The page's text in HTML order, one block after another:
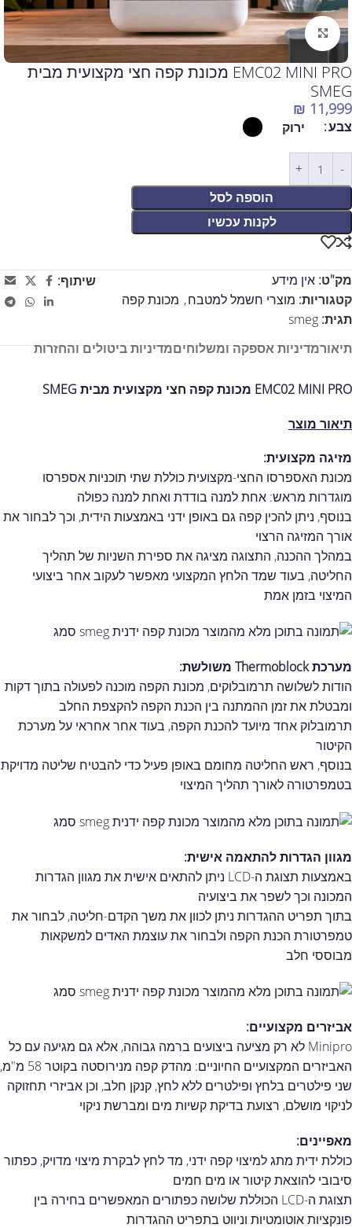
EMC02 MINI PRO מכונת קפה חצי מקצועית מבית
SMEG
₪ 11,999
צבע ירוק
הוספה לסל
לקנות עכשיו
מק"ט: אין מידע
קטגוריות: מוצרי חשמל למטבח, מכונת קפה
תגית: smeg
שיתוף:
תיאורמדיניות אספקה ומשלוחיםמדיניות ביטולים והחזרות
EMC02 MINI PRO מכונת קפה חצי מקצועית מבית SMEG
תיאור מוצר
מזיגה מקצועית:
מכונת האספרסו החצי-מקצועית כוללת שתי תוכניות אספרסו
מוגדרות מראש: אחת למנה בודדת ואחת למנה כפולה
בנוסף, ניתן להכין קפה גם באופן ידני באמצעות הידית, וכך לבחור את
אורך המזיגה הרצוי
במהלך ההכנה, התצוגה מציגה את ספירת השניות של תהליך
החליטה, בעוד שמד הלחץ המקצועי מאפשר לעקוב אחר ביצועי
המיצוי בזמן אמת
מערכת Thermoblock משולשת:
הודות לשלושה תרמובלוקים, מכונת הקפה מוכנה לפעולה בתוך דקות
ומבטלת את זמן ההמתנה בין הכנת הקפה להקצפת החלב
תרמובלוק אחד מיועד להכנת הקפה, בעוד אחר אחראי על מערכת
הקיטור
בנוסף, ראש החליטה מחומם באופן פעיל כדי להבטיח שליטה מדויקת
בטמפרטורה לאורך תהליך המיצוי
מגוון הגדרות להתאמה אישית:
באמצעות תצוגת ה-LCD ניתן להתאים אישית את מגוון הגדרות
המכונה וכך לשפר את ביצועיה
בתוך תפריט ההגדרות ניתן לכוון את משך הקדם-חליטה, לבחור את
טמפרטורת הכנת הקפה ולבחור את עוצמת האדים למשקאות
מבוססי חלב
אביזרים מקצועיים:
Minipro לא רק מציעה ביצועים ברמה גבוהה, אלא גם מגיעה עם כל
האביזרים המקצועיים החיוניים: מהדק קפה מנירוסטה בקוטר 58 מ"מ,
שני פילטרים בלחץ ופילטרים ללא לחץ, קנקן חלב, וכן אביזרי תחזוקה
לניקוי מושלם, רצועת בדיקת קשיות מים ומברשת ניקוי
מאפיינים:
כוללת ידית מתג למיצוי קפה ידני, מד לחץ לבקרת מיצוי מדויק, כפתור
סיבובי להוצאת קיטור או מים חמים
תצוגת ה-LCD הכוללת שלושה כפתורים המאפשרים בחירה בין
פונקציות אוטומטיות וניווט בתפריט ההגדרות
לחצו להגדלה